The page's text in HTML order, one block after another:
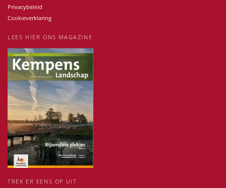
Privacybeleid
Cookieverklaring
LEES HIER ONS MAGAZINE
TREK ER EENS OP UIT